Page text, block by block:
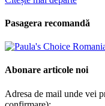
Pasagera recomandă
Abonare articole noi
Adresa de mail unde vei